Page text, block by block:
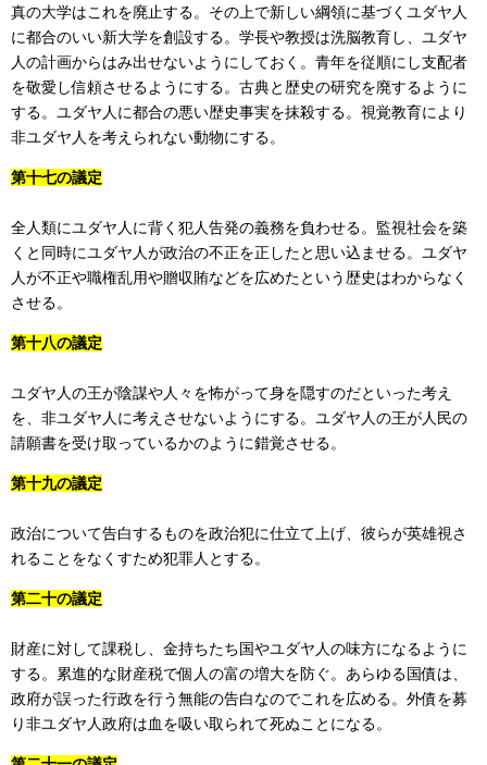
真の大学はこれを廃止する。その上で新しい綱領に基づくユダヤ人
に都合のいい新大学を創設する。学長や教授は洗脳教育し、ユダヤ
人の計画からはみ出せないようにしておく。青年を従順にし支配者
を敬愛し信頼させるようにする。古典と歴史の研究を廃するように
する。ユダヤ人に都合の悪い歴史事実を抹殺する。視覚教育により
非ユダヤ人を考えられない動物にする。
第十七の議定
全人類にユダヤ人に背く犯人告発の義務を負わせる。監視社会を築
くと同時にユダヤ人が政治の不正を正したと思い込ませる。ユダヤ
人が不正や職権乱用や贈収賄などを広めたという歴史はわからなく
させる。
第十八の議定
ユダヤ人の王が陰謀や人々を怖がって身を隠すのだといった考え
を、非ユダヤ人に考えさせないようにする。ユダヤ人の王が人民の
請願書を受け取っているかのように錯覚させる。
第十九の議定
政治について告白するものを政治犯に仕立て上げ、彼らが英雄視さ
れることをなくすため犯罪人とする。
第二十の議定
財産に対して課税し、金持ちたち国やユダヤ人の味方になるように
する。累進的な財産税で個人の富の増大を防ぐ。あらゆる国債は、
政府が誤った行政を行う無能の告白なのでこれを広める。外債を募
り非ユダヤ人政府は血を吸い取られて死ぬことになる。